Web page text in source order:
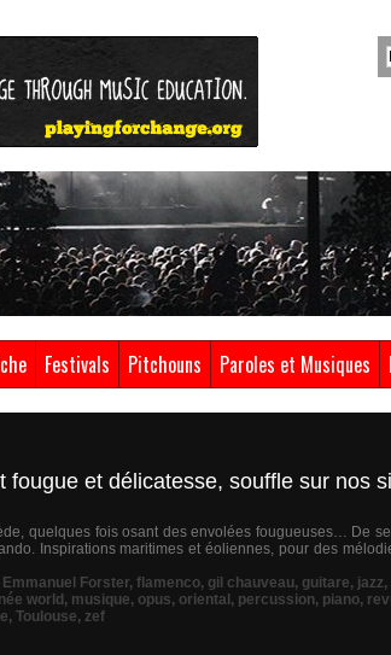
Festivals Pitchouns Paroles et Musiques
et délicatesse, souffle sur nos
quelques fois osant des envolées fougueuses… De
Inspirations maritimes et éoliennes, pour des
Emmanuel Forster, flamenco, gil chauveau, guitare, jazz,
world , musique, opus, oriental , percussion, piano,
, Toulouse, zef